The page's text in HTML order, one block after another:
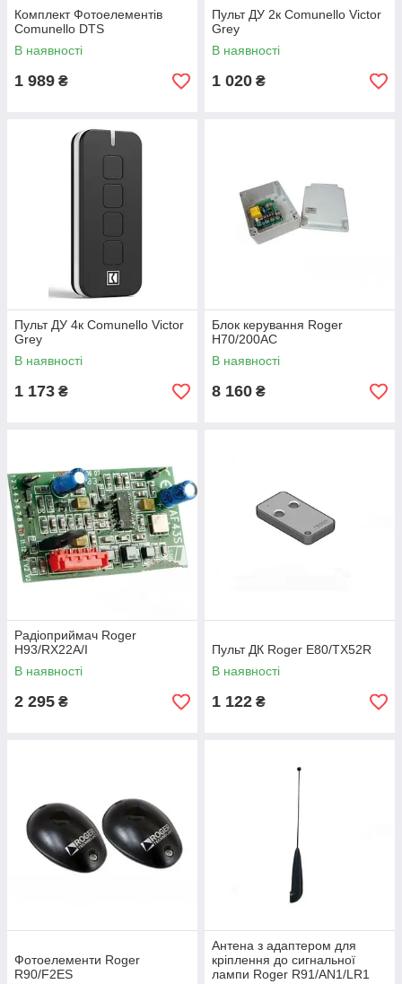
Комплект Фотоелементів
Comunello DTS
В наявності
1 989 ₴
Пульт ДУ 2к Comunello Victor
Grey
В наявності
1 020 ₴
Пульт ДУ 4к Comunello Victor
Grey
В наявності
1 173 ₴
Блок керування Roger
H70/200AC
В наявності
8 160 ₴
Радіоприймач Roger
H93/RX22A/I
В наявності
2 295 ₴
Пульт ДК Roger E80/ТХ52R
В наявності
1 122 ₴
Фотоелементи Roger
R90/F2ES
Антена з адаптером для
кріплення до сигнальної
лампи Roger R91/AN1/LR1